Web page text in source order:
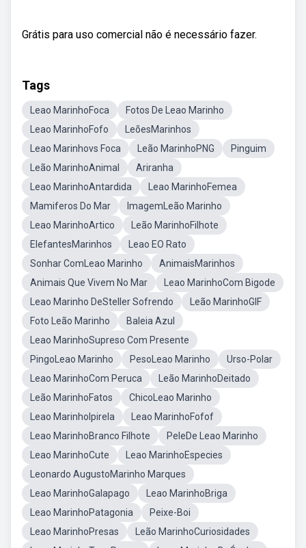
Grátis para uso comercial não é necessário fazer.
Tags
Leao MarinhoFoca
Fotos De Leao Marinho
Leao MarinhoFofo
LeõesMarinhos
Leao Marinhovs Foca
Leão MarinhoPNG
Pinguim
Leão MarinhoAnimal
Ariranha
Leao MarinhoAntardida
Leao MarinhoFemea
Mamiferos Do Mar
ImagemLeão Marinho
Leao MarinhoArtico
Leão MarinhoFilhote
ElefantesMarinhos
Leao EO Rato
Sonhar ComLeao Marinho
AnimaisMarinhos
Animais Que Vivem No Mar
Leao MarinhoCom Bigode
Leao Marinho DeSteller Sofrendo
Leão MarinhoGIF
Foto Leão Marinho
Baleia Azul
Leao MarinhoSupreso Com Presente
PingoLeao Marinho
PesoLeao Marinho
Urso-Polar
Leao MarinhoCom Peruca
Leão MarinhoDeitado
Leão MarinhoFatos
ChicoLeao Marinho
Leao MarinhoIpirela
Leao MarinhoFofof
Leao MarinhoBranco Filhote
PeleDe Leao Marinho
Leao MarinhoCute
Leao MarinhoEspecies
Leonardo AugustoMarinho Marques
Leao MarinhoGalapago
Leao MarinhoBriga
Leao MarinhoPatagonia
Peixe-Boi
Leao MarinhoPresas
Leão MarinhoCuriosidades